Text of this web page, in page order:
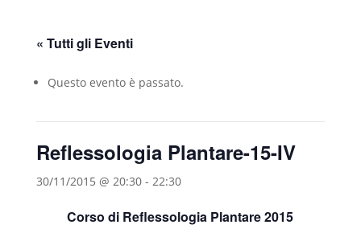
« Tutti gli Eventi
Questo evento è passato.
Reflessologia Plantare-15-IV
30/11/2015 @ 20:30- 22:30
Corso di Reflessologia Plantare 2015